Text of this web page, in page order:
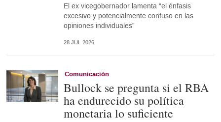
El ex vicegobernador lamenta “el énfasis
excesivo y potencialmente confuso en las
opiniones individuales”
28 JUL 2026
Comunicación
Bullock se pregunta si el RBA
ha endurecido su política
monetaria lo suficiente